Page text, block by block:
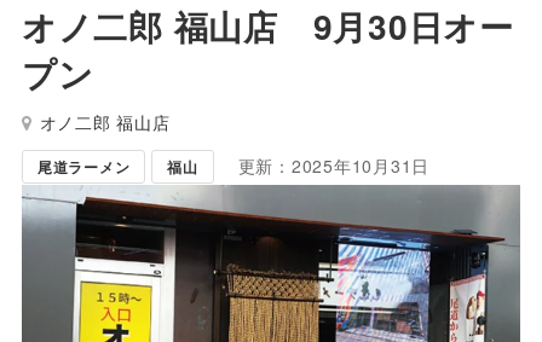
オノ二郎 福山店 9月30日オー
プン
オノ二郎 福山店
尾道ラーメン 福山 更新：2025年10月31日